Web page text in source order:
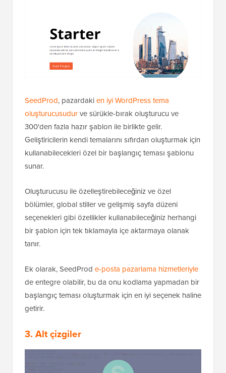
SeedProd, pazardakien iyi WordPress tema
oluşturucusudurve sürükle-bırak oluşturucu ve
300'den fazla hazır şablon ile birlikte gelir.
Geliştiricilerin kendi temalarını sıfırdan oluşturmak için
kullanabilecekleri özel bir başlangıç teması şablonu
sunar.
Oluşturucusu ile özelleştirebileceğiniz ve özel
bölümler, global stiller ve gelişmiş sayfa düzeni
seçenekleri gibi özellikler kullanabileceğiniz herhangi
bir şablon için tek tıklamayla içe aktarmaya olanak
tanır.
Ek olarak, SeedProd e-posta pazarlama hizmetleriyle
de entegre olabilir, bu da onu kodlama yapmadan bir
başlangıç teması oluşturmak için en iyi seçenek haline
getirir.
3. Alt çizgiler